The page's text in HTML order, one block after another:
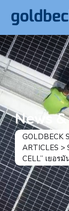
content
News
GOLDBECK
ARTICLES >
CELL” เยอร